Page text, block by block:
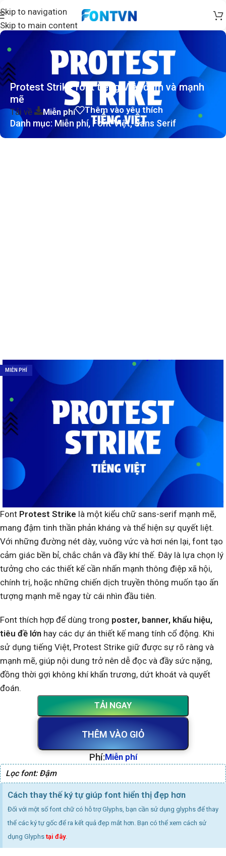
Skip to navigation
Skip to main content
Protest Strike font tiếng Việt đậm và mạnh
mẽ
Tải về Miễn phí Thêm vào yêu thích
Danh mục: Miễn phí,Font Việt,Sans Serif
MIỄN PHÍ
Font Protest Strike là một kiểu chữ sans-serif mạnh mẽ,
mang đậm tinh thần phản kháng và thể hiện sự quyết liệt.
Với những đường nét dày, vuông vức và hơi nén lại, font tạo
cảm giác bền bỉ, chắc chắn và đầy khí thế. Đây là lựa chọn lý
tưởng cho các thiết kế cần nhấn mạnh thông điệp xã hội,
chính trị, hoặc những chiến dịch truyền thông muốn tạo ấn
tượng mạnh mẽ ngay từ cái nhìn đầu tiên.
Font thích hợp để dùng trong poster, banner, khẩu hiệu,
tiêu đề lớn hay các dự án thiết kế mang tính cổ động. Khi
sử dụng tiếng Việt, Protest Strike giữ được sự rõ ràng và
mạnh mẽ, giúp nội dung trở nên dễ đọc và đầy sức nặng,
đồng thời gợi không khí khẩn trương, dứt khoát và quyết
đoán.
THÊM VÀO GIỎ
TẢI NGAY
Phí:Miễn phí
Lọc font: Đậm
Cách thay thế ký tự giúp font hiển thị đẹp hơn
Đối với một số font chữ có hỗ trợ Glyphs, bạn cần sử dụng glyphs để thay
thể các ký tự gốc để ra kết quả đẹp mắt hơn. Bạn có thể xem cách sử
dụng Glyphs tại đây.